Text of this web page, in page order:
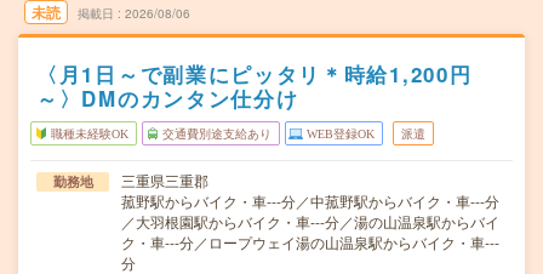
未読 掲載日 2026/08/06
〈月1日～で副業にピッタリ＊時給1,200円
～〉DMのカンタン仕分け
職種未経験OK 交通費別途支給あり WEB登録OK 派遣
勤務地
三重県三重郡
菰野駅からバイク・車---分／中菰野駅からバイク・車---分
／大羽根園駅からバイク・車---分／湯の山温泉駅からバイ
ク・車---分／ロープウェイ湯の山温泉駅からバイク・車---
分